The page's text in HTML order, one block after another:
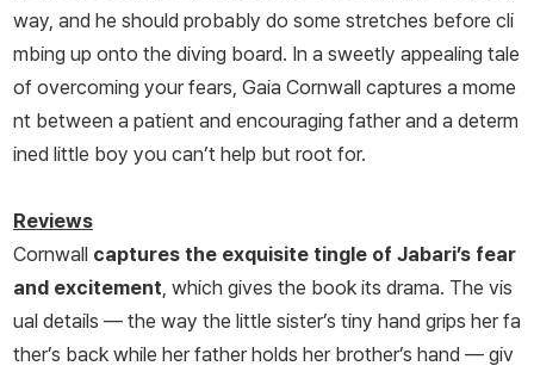
way, and he should probably do some stretches before cli
mbing up onto the diving board. In a sweetly appealing tale
of overcoming your fears, Gaia Cornwall captures a mome
nt between a patient and encouraging father and a determ
ined little boy you can’t help but root for.
Reviews
Cornwall captures the exquisite tingle of Jabari’s fear
and excitement , which gives the book its drama. The vis
ual details — the way the little sister’s tiny hand grips her fa
ther’s back while her father holds her brother’s hand — giv